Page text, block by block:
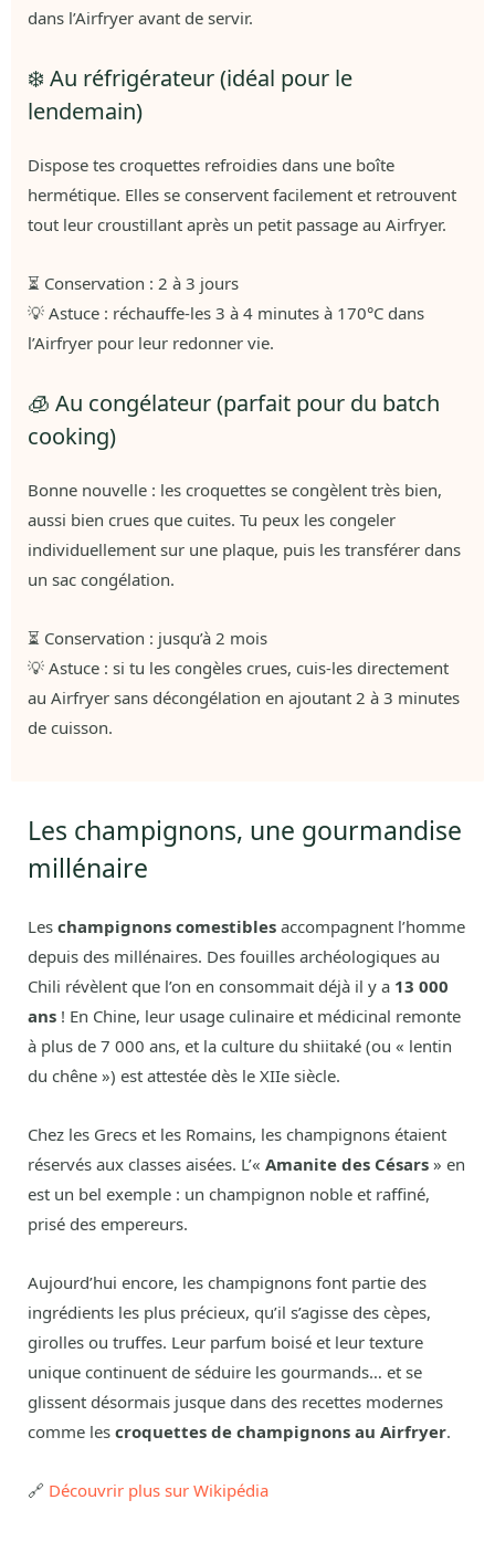
dans l’Airfryer avant de servir.
❄️ Au réfrigérateur (idéal pour le
lendemain)
Dispose tes croquettes refroidies dans une boîte
hermétique. Elles se conservent facilement et retrouvent
tout leur croustillant après un petit passage au Airfryer.
⏳ Conservation : 2 à 3 jours
💡 Astuce : réchauffe-les 3 à 4 minutes à 170°C dans
l’Airfryer pour leur redonner vie.
🧊 Au congélateur (parfait pour du batch
cooking)
Bonne nouvelle : les croquettes se congèlent très bien,
aussi bien crues que cuites. Tu peux les congeler
individuellement sur une plaque, puis les transférer dans
un sac congélation.
⏳ Conservation : jusqu’à 2 mois
💡 Astuce : si tu les congèles crues, cuis-les directement
au Airfryer sans décongélation en ajoutant 2 à 3 minutes
de cuisson.
Les champignons, une gourmandise
millénaire
Les champignons comestibles accompagnent l’homme
depuis des millénaires. Des fouilles archéologiques au
Chili révèlent que l’on en consommait déjà il y a 13 000
ans ! En Chine, leur usage culinaire et médicinal remonte
à plus de 7 000 ans, et la culture du shiitaké (ou « lentin
du chêne ») est attestée dès le XIIe siècle.
Chez les Grecs et les Romains, les champignons étaient
réservés aux classes aisées. L’« Amanite des Césars » en
est un bel exemple : un champignon noble et raffiné,
prisé des empereurs.
Aujourd’hui encore, les champignons font partie des
ingrédients les plus précieux, qu’il s’agisse des cèpes,
girolles ou truffes. Leur parfum boisé et leur texture
unique continuent de séduire les gourmands… et se
glissent désormais jusque dans des recettes modernes
comme les croquettes de champignons au Airfryer.
🔗 Découvrir plus sur Wikipédia